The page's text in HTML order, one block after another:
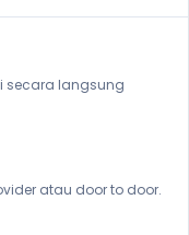
secara langsung
atau door to door.